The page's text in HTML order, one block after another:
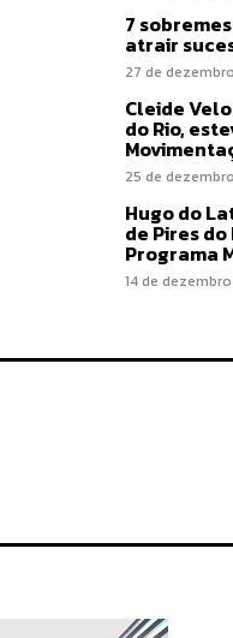
7
atrair
27 de
Cleide
do Rio,
25 de
Hugo do
de Pires
Programa
14 de